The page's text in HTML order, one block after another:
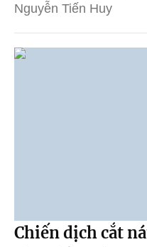
Nguyễn Tiến Huy
Chiến dịch cắt